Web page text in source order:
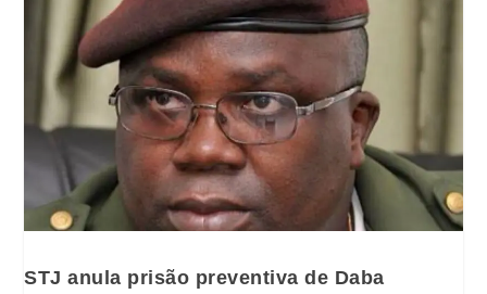
STJ anula prisão preventiva de Daba